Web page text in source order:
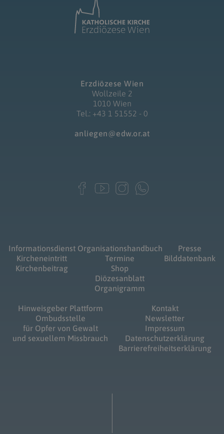
Erzdiözese Wien
Wollzeile 2
1010 Wien
Tel.: +43 1 51552 - 0
anliegen@edw.or.at
Informationsdienst
Kircheneintritt
Kirchenbeitrag
Organisationshandbuch
Termine
Shop
Diözesanblatt
Organigramm
Presse
Bilddatenbank
Hinweisgeber Plattform
Ombudsstelle
für Opfer von Gewalt
und sexuellem Missbrauch
Kontakt
Newsletter
Impressum
Datenschutzerklärung
Barrierefreiheitserklärung